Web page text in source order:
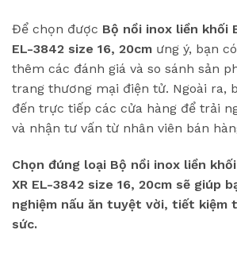
Để chọn được Bộ nồi inox liền khối
EL-3842 size 16, 20cm ưng ý, bạn
thêm các đánh giá và so sánh sản
trang thương mại điện tử. Ngoài ra,
đến trực tiếp các cửa hàng để trải
và nhận tư vấn từ nhân viên bán
Chọn đúng loại Bộ nồi inox liền
XR EL-3842 size 16, 20cm sẽ giúp
nghiệm nấu ăn tuyệt vời, tiết kiệm
sức.